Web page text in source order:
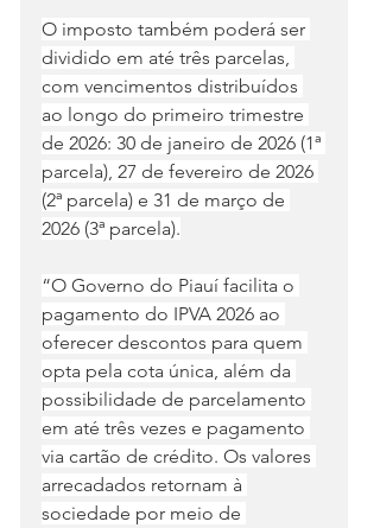
O imposto também poderá ser
dividido em até três parcelas,
com vencimentos distribuídos
ao longo do primeiro trimestre
de 2026: 30 de janeiro de 2026 (1ª
parcela), 27 de fevereiro de 2026
(2ª parcela) e 31 de março de
2026 (3ª parcela).
“O Governo do Piauí facilita o
pagamento do IPVA 2026 ao
oferecer descontos para quem
opta pela cota única, além da
possibilidade de parcelamento
em até três vezes e pagamento
via cartão de crédito. Os valores
arrecadados retornam à
sociedade por meio de